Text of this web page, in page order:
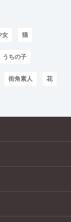
女 猫
うちの子
街角素人 花